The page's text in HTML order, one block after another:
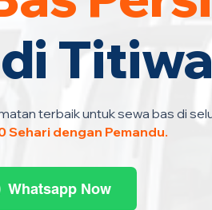
terbaik untuk sewa bas di
Sehari dengan Pemandu.
Whatsapp Now